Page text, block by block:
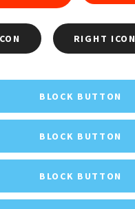
RIGHT ICON
BLOCK BUTTON
BLOCK BUTTON
BLOCK BUTTON